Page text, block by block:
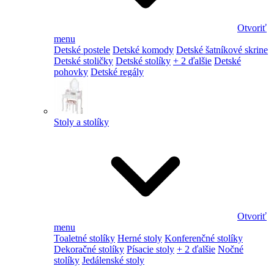
Otvoriť
menu
Detské postele Detské komody Detské šatníkové skrine
Detské stoličky Detské stolíky + 2 ďalšie Detské
pohovky Detské regály
Stoly a stolíky
Otvoriť
menu
Toaletné stolíky Herné stoly Konferenčné stolíky
Dekoračné stolíky Písacie stoly + 2 ďalšie Nočné
stolíky Jedálenské stoly